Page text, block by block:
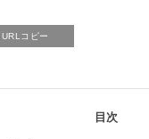
URLコピー
目次